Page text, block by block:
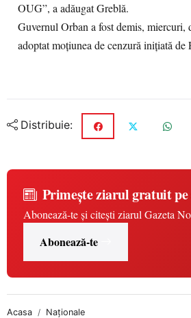
OUG”, a adăugat Greblă.
Guvernul Orban a fost demis, miercuri,
adoptat moţiunea de cenzură iniţiată
Distribuie:
Primește ziarul gratuit
Abonează-te și citești ziarul Gazeta
Abonează-te
Acasa
Naționale